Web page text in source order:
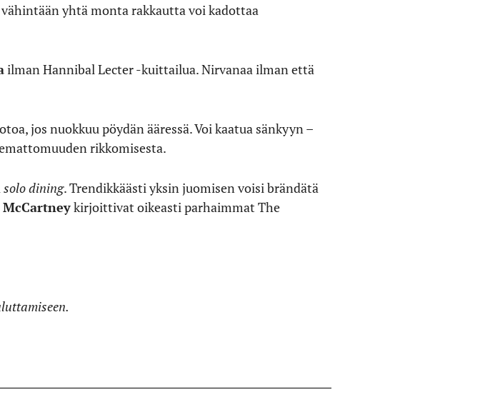
yhtä monta rakkautta voi kadottaa
ilman Hannibal Lecter -kuittailua. Nirvanaa ilman että
jos nuokkuu pöydän ääressä. Voi kaatua sänkyyn –
rikkomisesta.
solo dining. Trendikkäästi yksin juomisen voisi brändätä
McCartneykirjoittivat oikeasti parhaimmat The